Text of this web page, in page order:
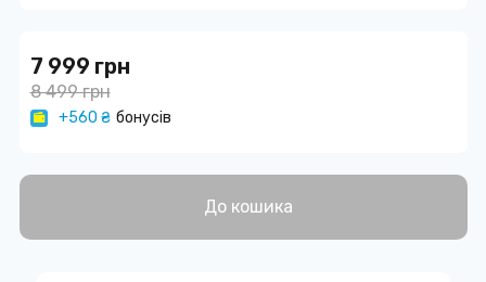
7 999 грн
8 499 грн
+560 ₴ бонусів
До кошика